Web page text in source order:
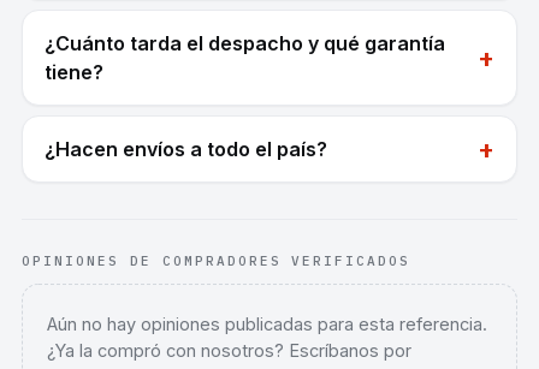
¿Cuánto tarda el despacho y qué garantía
tiene?
+
¿Hacen envíos a todo el país? +
OPINIONES DE COMPRADORES VERIFICADOS
Aún no hay opiniones publicadas para esta referencia.
¿Ya la compró con nosotros? Escríbanos por